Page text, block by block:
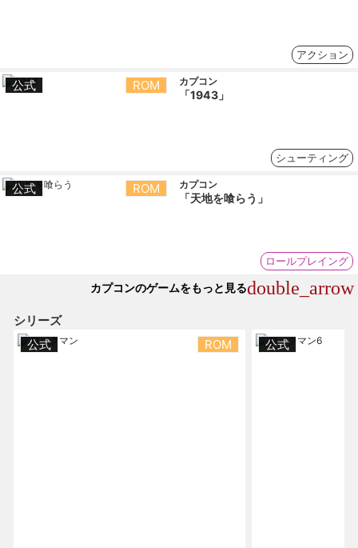
アクション
公式 ROM カプコン
「1943」
シューティング
公式 ROM カプコン
「天地を喰らう」
ロールプレイング
カプコンのゲームをもっと見るdouble_arrow
シリーズ
公式
ROM 公式